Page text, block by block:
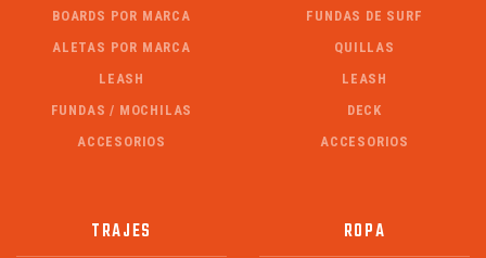
BOARDS POR MARCA
ALETAS POR MARCA
LEASH
FUNDAS / MOCHILAS
ACCESORIOS
FUNDAS DE SURF
QUILLAS
LEASH
DECK
ACCESORIOS
TRAJES ROPA